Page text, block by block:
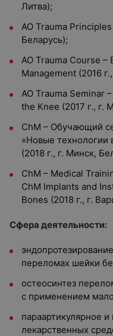
Литва);
AO Trauma
Беларусь);
AO Trauma Course
Management (2016
AO Trauma Seminar
the Knee (2017 г., г.
ChM – Обучающий
«Новые технологии
(2018 г., г. Минск,
ChM – Medical
ChM Implants and
Bones (2018 г., г.
Сфера деятельности:
переломах шейки
остеосинтез
с применением
параартикулярное
лекарственных